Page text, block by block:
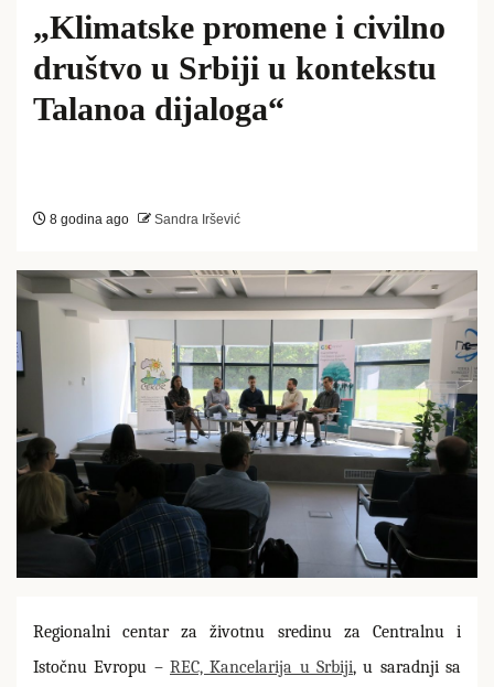
„Klimatske promene i civilno
društvo u Srbiji u kontekstu
Talanoa dijaloga“
8 godina ago Sandra Iršević
Regionalni centar za životnu sredinu za Centralnu i
Istočnu Evropu – REC, Kancelarija u Srbiji, u saradnji sa